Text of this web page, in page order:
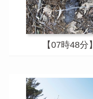
【07時48分】